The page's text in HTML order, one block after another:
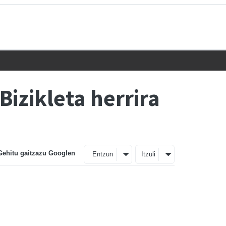
herrira
gaitzazu Googlen Entzun Itzuli